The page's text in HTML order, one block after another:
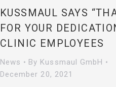
KUSSMAUL SAYS
FOR YOUR
CLINIC EMPLOYEES
News By Kussmaul GmbH
December 20, 2021